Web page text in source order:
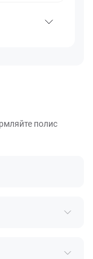
полис